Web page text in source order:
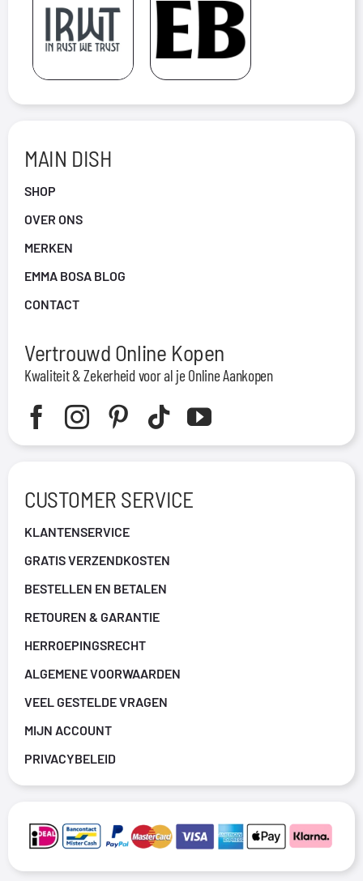
MAIN DISH
SHOP
OVER ONS
MERKEN
EMMA BOSA BLOG
CONTACT
Vertrouwd Online Kopen
Kwaliteit & Zekerheid voor al je Online Aankopen
CUSTOMER SERVICE
KLANTENSERVICE
GRATIS VERZENDKOSTEN
BESTELLEN EN BETALEN
RETOUREN & GARANTIE
HERROEPINGSRECHT
ALGEMENE VOORWAARDEN
VEEL GESTELDE VRAGEN
MIJN ACCOUNT
PRIVACYBELEID